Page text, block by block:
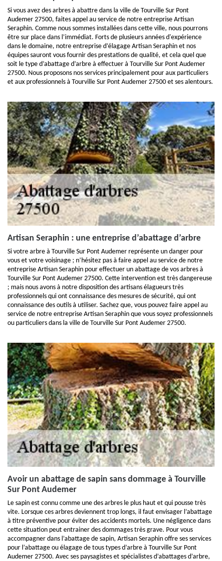
Si vous avez des arbres à abattre dans la ville de Tourville Sur Pont
Audemer 27500, faites appel au service de notre entreprise Artisan
Seraphin. Comme nous sommes installées dans cette ville, nous pourrons
être sur place dans l’immédiat. Forts de plusieurs années d'expérience
dans le domaine, notre entreprise d’élagage Artisan Seraphin et nos
équipes sauront vous fournir des prestations de qualité, et cela quel que
soit le type d’abattage d’arbre à effectuer à Tourville Sur Pont Audemer
27500. Nous proposons nos services principalement pour aux particuliers
et aux professionnels à Tourville Sur Pont Audemer 27500 et ses alentours.
Artisan Seraphin : une entreprise d’abattage d’arbre
Si votre arbre à Tourville Sur Pont Audemer représente un danger pour
vous et votre voisinage ; n’hésitez pas à faire appel au service de notre
entreprise Artisan Seraphin pour effectuer un abattage de vos arbres à
Tourville Sur Pont Audemer 27500. Cette intervention est très dangereuse
; mais nous avons à notre disposition des artisans élagueurs très
professionnels qui ont connaissance des mesures de sécurité, qui ont
connaissance des outils à utiliser. Sachez que, vous pouvez faire appel au
service de notre entreprise Artisan Seraphin que vous soyez professionnels
ou particuliers dans la ville de Tourville Sur Pont Audemer 27500.
Avoir un abattage de sapin sans dommage à Tourville
Sur Pont Audemer
Le sapin est connu comme une des arbres le plus haut et qui pousse très
vite. Lorsque ces arbres deviennent trop longs, il faut envisager l’abattage
à titre préventive pour éviter des accidents mortels. Une négligence dans
cette situation peut entrainer des dommages très grave. Pour vous
accompagner dans l’abattage de sapin, Artisan Seraphin offre ses services
pour l’abattage ou élagage de tous types d’arbre à Tourville Sur Pont
Audemer 27500. Avec ses paysagistes et spécialistes d’abattages d’arbre,